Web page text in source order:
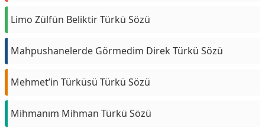
Limo Zülfün Beliktir Türkü Sözü
Mahpushanelerde Görmedim Direk Türkü Sözü
Mehmet’in Türküsü Türkü Sözü
Mihmanım Mihman Türkü Sözü